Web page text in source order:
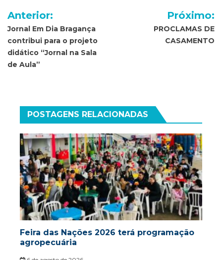
Navegação
de
Post
Anterior:
Jornal Em Dia Bragança
contribui para o projeto
didático “Jornal na Sala
de Aula”
Próximo:
PROCLAMAS DE
CASAMENTO
POSTAGENS RELACIONADAS
Feira das Nações 2026 terá programação
agropecuária